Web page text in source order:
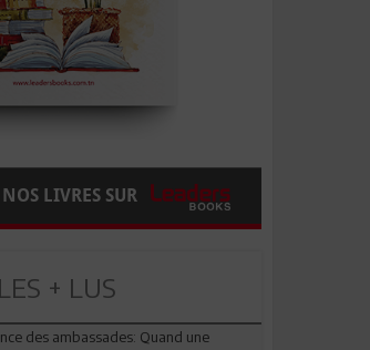
LIVRES SUR
LES + LUS
des ambassades: Quand une